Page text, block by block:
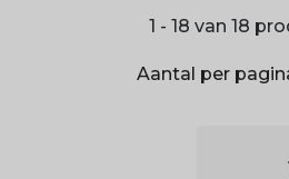
1 - 18 van 18
Aantal per